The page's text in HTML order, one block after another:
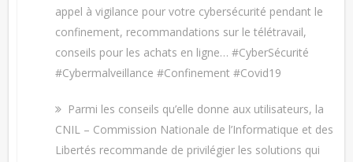
appel à vigilance pour votre cybersécurité pendant le
confinement, recommandations sur le télétravail,
conseils pour les achats en ligne… #CyberSécurité
#Cybermalveillance #Confinement #Covid19
Parmi les conseils qu’elle donne aux utilisateurs, la
CNIL – Commission Nationale de l’Informatique et des
Libertés recommande de privilégier les solutions qui